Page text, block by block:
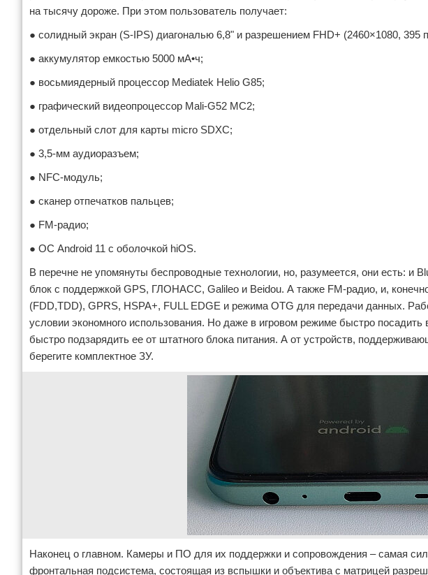
на тысячу дороже. При этом пользователь получает:
● солидный экран (S-IPS) диагональю 6,8" и разрешением FHD+ (2460×1080, 395
● аккумулятор емкостью 5000 мА•ч;
● восьмиядерный процессор Mediatek Helio G85;
● графический видеопроцессор Mali-G52 MC2;
● отдельный слот для карты micro SDXC;
● 3,5-мм аудиоразъем;
● NFC-модуль;
● сканер отпечатков пальцев;
● FM-радио;
● ОС Android 11 с оболочкой hiOS.
В перечне не упомянуты беспроводные технологии, но, разумеется, они есть: и
блок с поддержкой GPS, ГЛОНАСС, Galileo и Beidou. А также FM-радио, и,
(FDD,TDD), GPRS, HSPA+, FULL EDGE и режима OTG для передачи данных.
условии экономного использования. Но даже в игровом режиме быстро
быстро подзарядить ее от штатного блока питания. А от устройств,
берегите комплектное ЗУ.
Наконец о главном. Камеры и ПО для их поддержки и сопровождения – самая
фронтальная подсистема, состоящая из вспышки и объектива с матрицей